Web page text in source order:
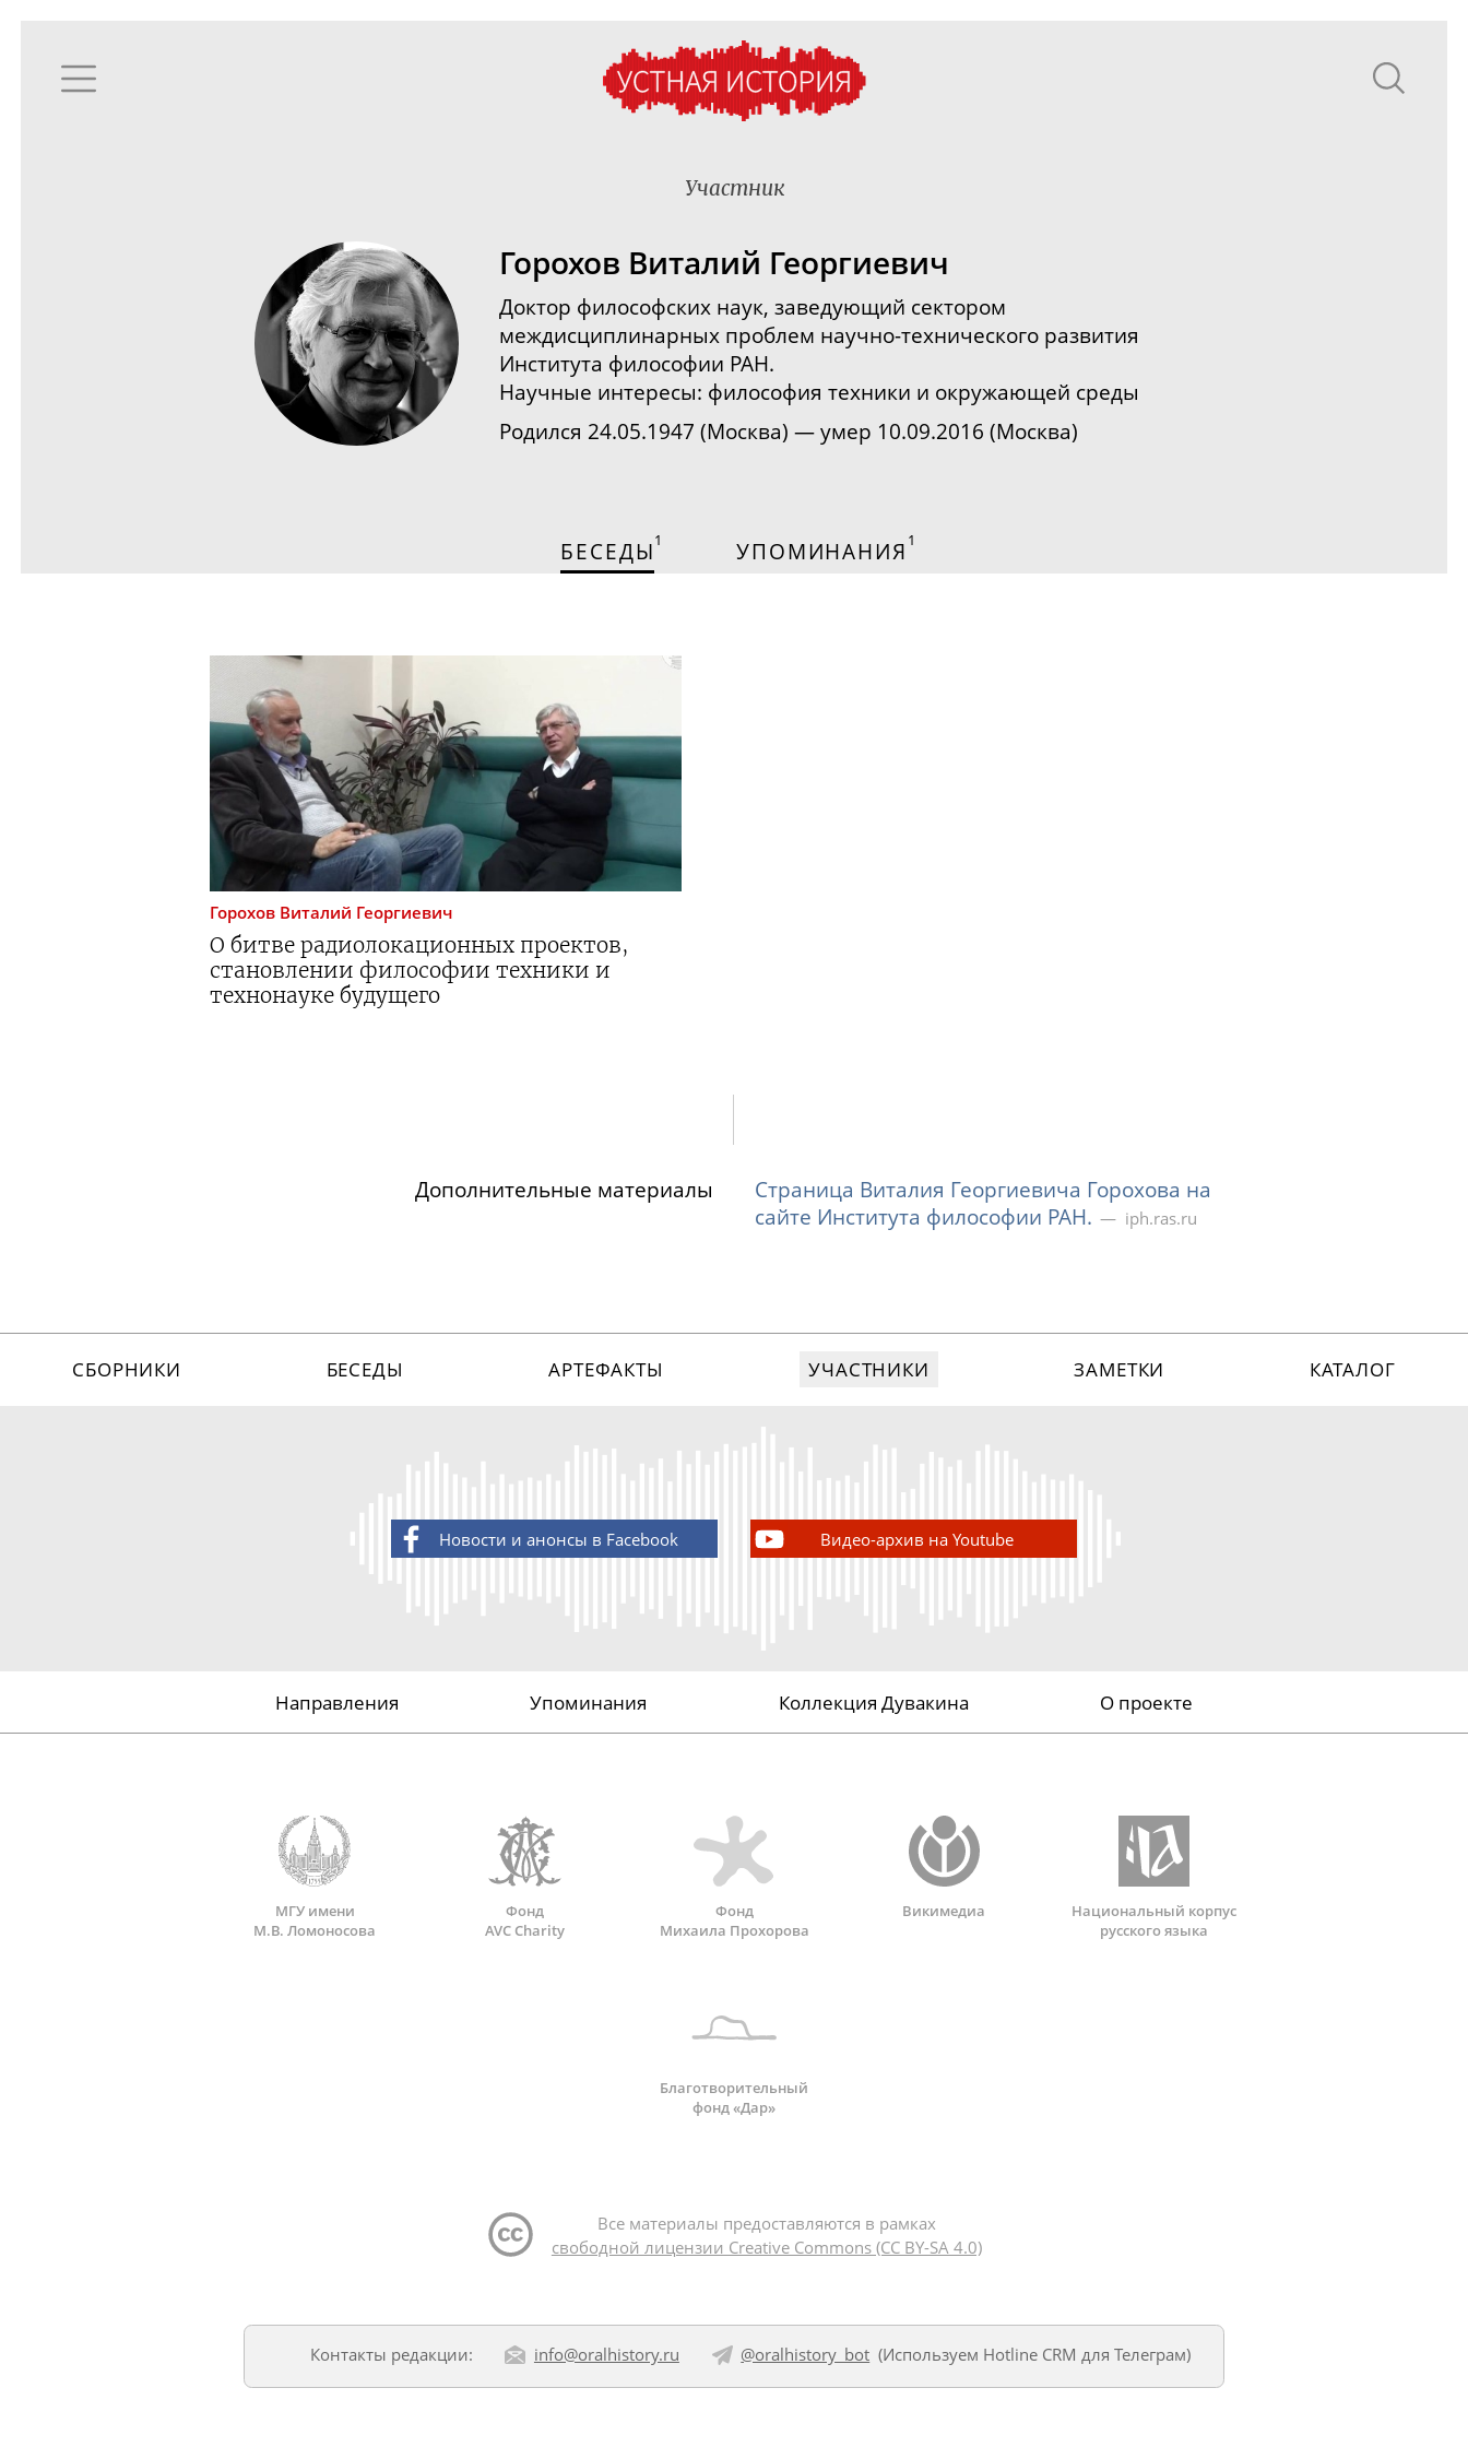
Участник
Горохов Виталий Георгиевич
Доктор философских наук, заведующий сектором
междисциплинарных проблем научно-технического развития
Института философии РАН.
Научные интересы: философия техники и окружающей среды
Родился 24.05.1947 (Москва) — умер 10.09.2016 (Москва)
БЕСЕДЫ1 УПОМИНАНИЯ 1
Горохов Виталий Георгиевич
О битве радиолокационных проектов,
становлении философии техники и
технонауке будущего
Дополнительные материалы
Страница Виталия Георгиевича Горохова на
сайте Института философии РАН.
iph.ras.ru
СБОРНИКИ БЕСЕДЫ АРТЕФАКТЫ УЧАСТНИКИ ЗАМЕТКИ КАТАЛОГ
Новости и анонсы в Facebook Видео-архив на Youtube
Направления Упоминания Коллекция Дувакина О проекте
МГУ имени
М.В. Ломоносова
Фонд
AVC Charity
Фонд
Михаила Прохорова
Викимедиа
Национальный корпус
русского языка
Благотворительный
фонд «Дар»
Все материалы предоставляются в рамках
свободной лицензии Creative Commons (CC BY-SA 4.0)
Контакты редакции: info@oralhistory.ru @oralhistory_bot (Используем Hotline CRM для Телеграм)